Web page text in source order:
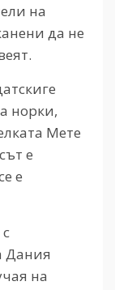
на
да не
норки,
Мете
е
е
Дания
на